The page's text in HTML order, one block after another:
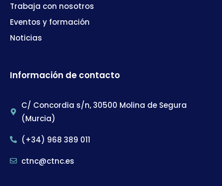
Trabaja con nosotros
Eventos y formación
Noticias
Información de contacto
C/ Concordia s/n, 30500 Molina de Segura
(Murcia)
(+34) 968 389 011
ctnc@ctnc.es